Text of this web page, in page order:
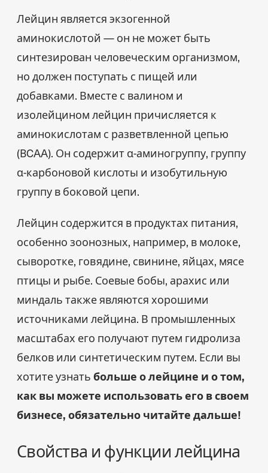
Лейцин является экзогенной
аминокислотой — он не может быть
синтезирован человеческим организмом,
но должен поступать с пищей или
добавками. Вместе с валином и
изолейцином лейцин причисляется к
аминокислотам с разветвленной цепью
(BCAA). Он содержит α-аминогруппу, группу
α-карбоновой кислоты и изобутильную
группу в боковой цепи.
Лейцин содержится в продуктах питания,
особенно зоонозных, например, в молоке,
сыворотке, говядине, свинине, яйцах, мясе
птицы и рыбе. Соевые бобы, арахис или
миндаль также являются хорошими
источниками лейцина. В промышленных
масштабах его получают путем гидролиза
белков или синтетическим путем. Если вы
хотите узнать больше о лейцине и о том,
как вы можете использовать его в своем
бизнесе, обязательно читайте дальше!
Свойства и функции лейцина